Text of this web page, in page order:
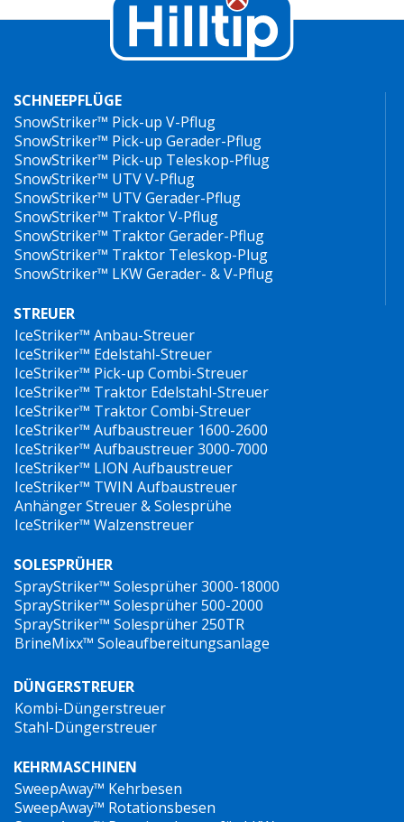
SCHNEEPFLÜGE
SnowStriker™ Pick-up V-Pflug
SnowStriker™ Pick-up Gerader-Pflug
SnowStriker™ Pick-up Teleskop-Pflug
SnowStriker™ UTV V-Pflug
SnowStriker™ UTV Gerader-Pflug
SnowStriker™ Traktor V-Pflug
SnowStriker™ Traktor Gerader-Pflug
SnowStriker™ Traktor Teleskop-Plug
SnowStriker™ LKW Gerader- & V-Pflug
STREUER
IceStriker™ Anbau-Streuer
IceStriker™ Edelstahl-Streuer
IceStriker™ Pick-up Combi-Streuer
IceStriker™ Traktor Edelstahl-Streuer
IceStriker™ Traktor Combi-Streuer
IceStriker™ Aufbaustreuer 1600-2600
IceStriker™ Aufbaustreuer 3000-7000
IceStriker™ LION Aufbaustreuer
IceStriker™ TWIN Aufbaustreuer
Anhänger Streuer & Solesprühe
IceStriker™ Walzenstreuer
SOLESPRÜHER
SprayStriker™ Solesprüher 3000-18000
SprayStriker™ Solesprüher 500-2000
SprayStriker™ Solesprüher 250TR
BrineMixx™ Soleaufbereitungsanlage
DÜNGERSTREUER
Kombi-Düngerstreuer
Stahl-Düngerstreuer
KEHRMASCHINEN
SweepAway™ Kehrbesen
SweepAway™ Rotationsbesen